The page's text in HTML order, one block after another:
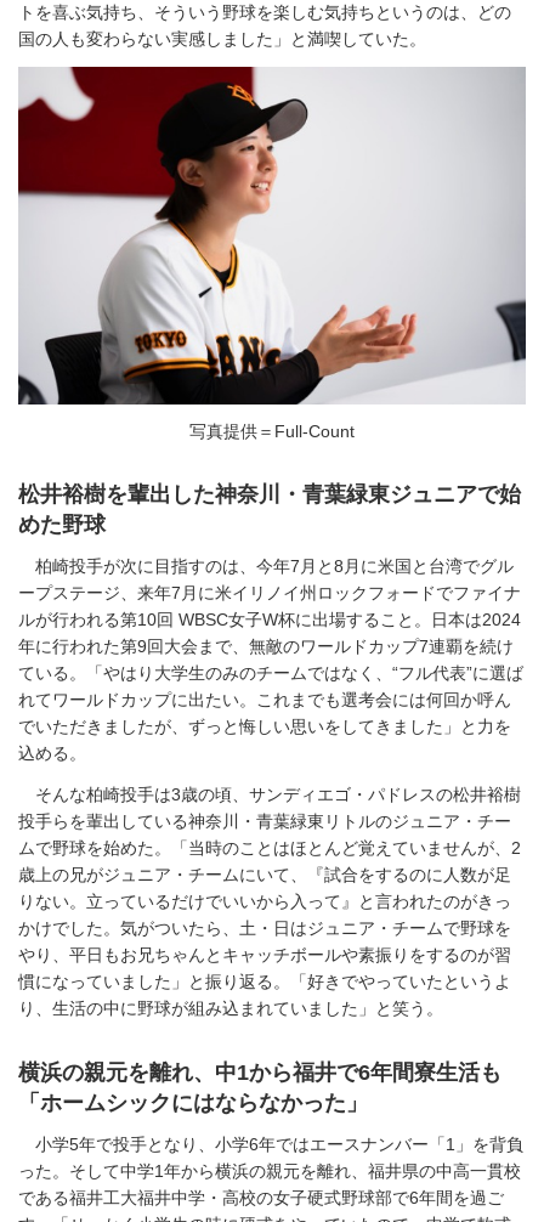
トを喜ぶ気持ち、そういう野球を楽しむ気持ちというのは、どの
国の人も変わらない実感しました」と満喫していた。
写真提供＝Full-Count
松井裕樹を輩出した神奈川・青葉緑東ジュニアで始
めた野球
柏崎投手が次に目指すのは、今年7月と8月に米国と台湾でグル
ープステージ、来年7月に米イリノイ州ロックフォードでファイナ
ルが行われる第10回 WBSC女子W杯に出場すること。日本は2024
年に行われた第9回大会まで、無敵のワールドカップ7連覇を続け
ている。「やはり大学生のみのチームではなく、“フル代表”に選ば
れてワールドカップに出たい。これまでも選考会には何回か呼ん
でいただきましたが、ずっと悔しい思いをしてきました」と力を
込める。
そんな柏崎投手は3歳の頃、サンディエゴ・パドレスの松井裕樹
投手らを輩出している神奈川・青葉緑東リトルのジュニア・チー
ムで野球を始めた。「当時のことはほとんど覚えていませんが、2
歳上の兄がジュニア・チームにいて、『試合をするのに人数が足
りない。立っているだけでいいから入って』と言われたのがきっ
かけでした。気がついたら、土・日はジュニア・チームで野球を
やり、平日もお兄ちゃんとキャッチボールや素振りをするのが習
慣になっていました」と振り返る。「好きでやっていたというよ
り、生活の中に野球が組み込まれていました」と笑う。
横浜の親元を離れ、中1から福井で6年間寮生活も
「ホームシックにはならなかった」
小学5年で投手となり、小学6年ではエースナンバー「1」を背負
った。そして中学1年から横浜の親元を離れ、福井県の中高一貫校
である福井工大福井中学・高校の女子硬式野球部で6年間を過ご